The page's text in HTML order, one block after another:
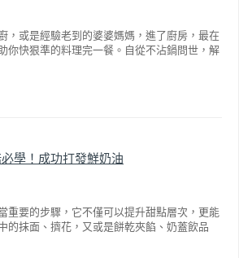
，或是經驗老到的婆婆媽媽，進了廚房，最在
你快狠準的料理完一餐。自從不沾鍋問世，解
，更年年穩居銷售排行榜的前幾名。然而如何
學！成功打發鮮奶油
重要的步驟，它不僅可以提升甜點層次，更能
的抹面、擠花，又或是餅乾夾餡、奶蓋飲品